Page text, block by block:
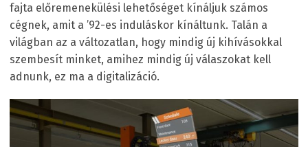
fajta előremenekülési lehetőséget kínáljuk számos
cégnek, amit a ’92-es induláskor kínáltunk. Talán a
világban az a változatlan, hogy mindig új kihívásokkal
szembesít minket, amihez mindig új válaszokat kell
adnunk, ez ma a digitalizáció.